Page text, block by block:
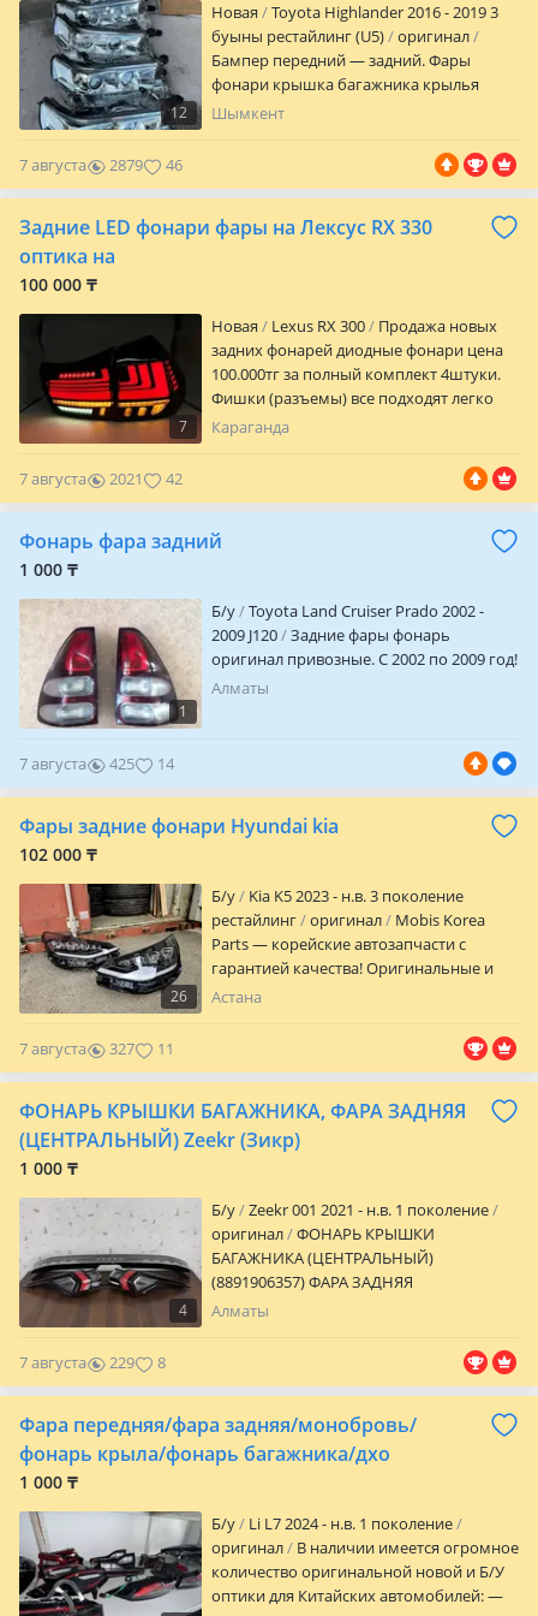
12
Новая
Toyota Highlander 2016 - 2019 3
буыны рестайлинг (U5)
оригинал
Бампер передний — задний. Фары
фонари крышка багажника крылья
капот двери и многое другое вы найдете
Работаем с компаниями, есть все
закрывающие документы. Наш склад г.
Алматы Баянаул 36а Наджимидин Также
есть все по кузову в оригинале на весь
городу.
Шымкент
7 августа 2879 46
Задние LED фонари фары на Лексус RX 330
оптика на
100 000 ₸
7
Новая Lexus RX 300
Продажа новых
задних фонарей диодные фонари цена
100.000тг за полный комплект 4штуки.
Фишки (разъемы) все подходят легко
сможете установить сами. Фонари
особенно ночью. Мы находимся на
Молокова 108 ТД Тумар в здании Бутик
Караганда
7 августа 2021 42
Фонарь фара задний
1 000 ₸
1
Б/y
Toyota Land Cruiser Prado 2002 -
2009 J120
Задние фары фонарь
оригинал привозные. С 2002 по 2009 год!
Алматы
7 августа 425 14
Фары задние фонари Hyundai kia
102 000 ₸
26
Б/y
Kia K5 2023 - н.в. 3 поколение
рестайлинг
оригинал
Mobis Korea
Parts — корейские автозапчасти с
гарантией качества! Оригинальные и
проверенные запчасти для корейских
помощь с подбором, честный сервис и
гарантия на весь ассортимент. Филиалы
в Шымкенте и Астане — всегда ближе к
вам! Надёжность, качество и детали,
которым можно доверять.
Астана
7 августа 327 11
ФОНАРЬ КРЫШКИ БАГАЖНИКА, ФАРА ЗАДНЯЯ
(ЦЕНТРАЛЬНЫЙ) Zeekr (Зикр)
1 000 ₸
4
Б/y
Zeekr 001 2021 - н.в. 1 поколение
оригинал
ФОНАРЬ КРЫШКИ
БАГАЖНИКА (ЦЕНТРАЛЬНЫЙ)
(8891906357) ФАРА ЗАДНЯЯ
ЦЕНТРАЛЬНАЯ (фонарь задний) Фонарь
правый (фара) Запчасти на китайские
авто: Changan (Чанган), LI XIANG (Лисян
Л6-Л7-Л9), Geely (Джили), Zeekr (Зикр),
Tank (Танк), Deepal (Дипал), BYD, Jetour
(Джитур) Отправка по РК! Актуальные
писать на телефон!
Алматы
7 августа 229 8
Фара передняя/фара задняя/монобровь/
фонарь крыла/фонарь багажника/дхо
1 000 ₸
Б/y
Li L7 2024 - н.в. 1 поколение
оригинал
В наличии имеется огромное
количество оригинальной новой и Б/У
оптики для Китайских автомобилей: —